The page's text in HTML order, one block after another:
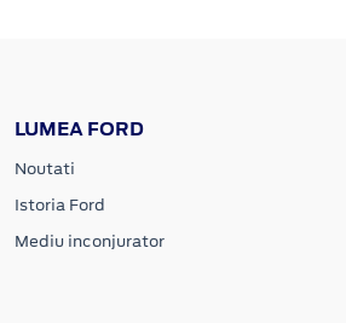
LUMEA FORD
Noutati
Istoria Ford
Mediu inconjurator